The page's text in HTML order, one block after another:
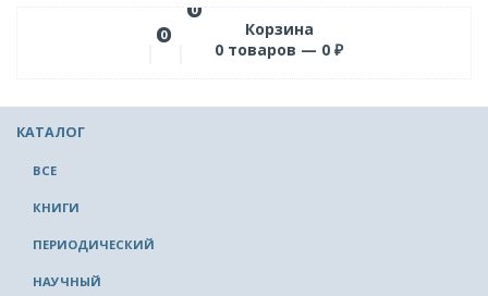
0
0
Корзина
0 товаров — 0 ₽
КАТАЛОГ
ВСЕ
КНИГИ
ПЕРИОДИЧЕСКИЙ
НАУЧНЫЙ